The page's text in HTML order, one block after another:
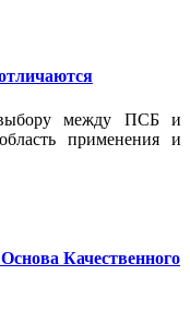
выбору между ПСБ и
применения и
Качественного